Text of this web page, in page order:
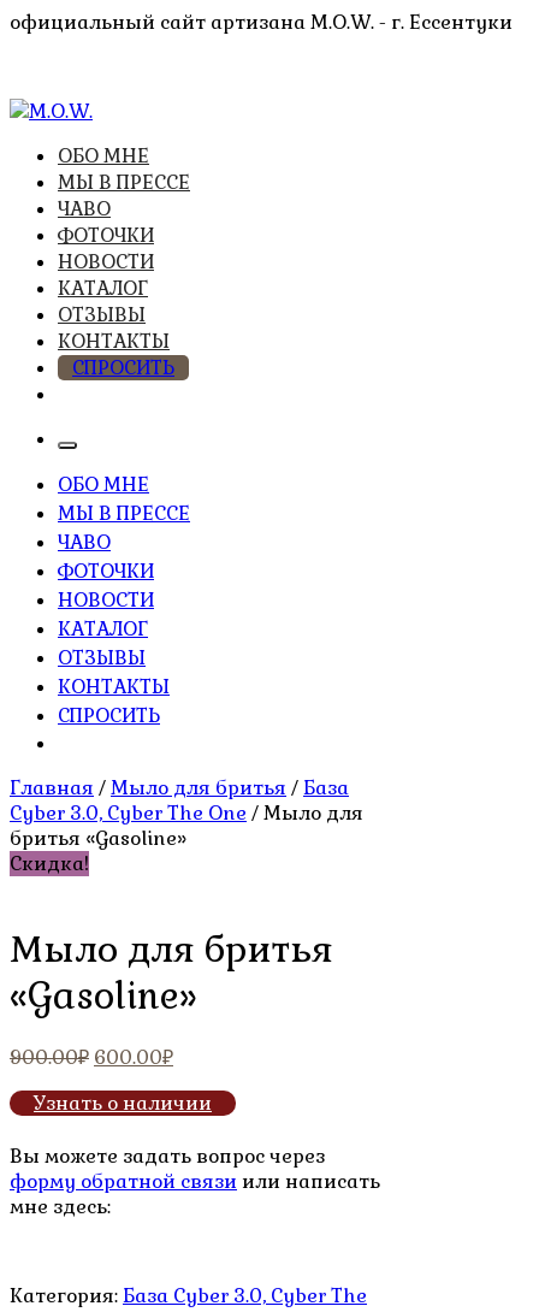
Перейти
официальный сайт артизана M.O.W. - г. Ессентуки
M.O.W.
высочайшее качество из натуральных компонентов
ОБО МНЕ
МЫ В ПРЕССЕ
ЧАВО
ФОТОЧКИ
НОВОСТИ
КАТАЛОГ
ОТЗЫВЫ
КОНТАКТЫ
СПРОСИТЬ
ОБО МНЕ
МЫ В ПРЕССЕ
ЧАВО
ФОТОЧКИ
НОВОСТИ
КАТАЛОГ
ОТЗЫВЫ
КОНТАКТЫ
СПРОСИТЬ
Главная /Мыло для бритья /База
Cyber 3.0, Cyber The One / Мыло для
бритья «Gasoline»
Скидка!
Мыло для бритья
«Gasoline»
900.00₽ Первоначальная
составляла
600.00₽Текущая
600.00₽.
Узнать о наличии
Вы можете задать вопрос через
форму обратной связи или написать
мне здесь:
Категория:База Cyber 3.0, Cyber The